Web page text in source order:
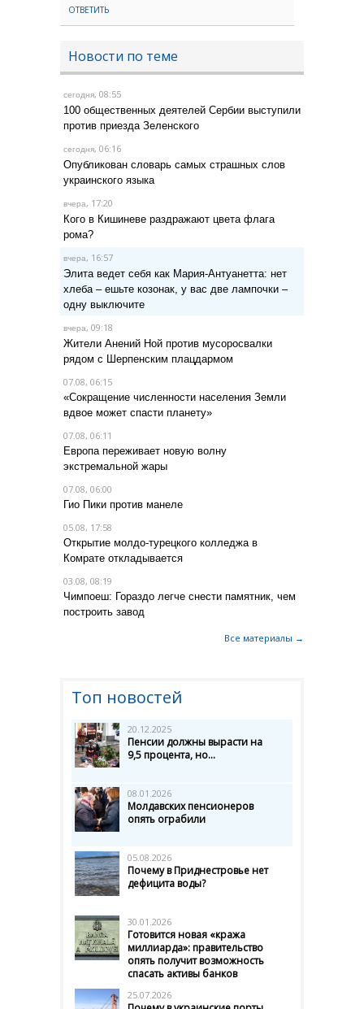
ОТВЕТИТЬ
Новости по теме
сегодня, 08:55
100 общественных деятелей Сербии выступили
против приезда Зеленского
сегодня, 06:16
Опубликован словарь самых страшных слов
украинского языка
вчера, 17:20
Кого в Кишиневе раздражают цвета флага
рома?
вчера, 16:57
Элита ведет себя как Мария-Антуанетта: нет
хлеба – ешьте козонак, у вас две лампочки –
одну выключите
вчера, 09:18
Жители Анений Ной против мусоросвалки
рядом с Шерпенским плацдармом
07.08, 06:15
«Сокращение численности населения Земли
вдвое может спасти планету»
07.08, 06:11
Европа переживает новую волну
экстремальной жары
07.08, 06:00
Гио Пики против манеле
05.08, 17:58
Открытие молдо-турецкого колледжа в
Комрате откладывается
03.08, 08:19
Чимпоеш: Гораздо легче снести памятник, чем
построить завод
Все материалы →
Топ новостей
20.12.2025
Пенсии должны вырасти на
9,5 процента, но...
08.01.2026
Молдавских пенсионеров
опять ограбили
05.08.2026
Почему в Приднестровье нет
дефицита воды?
30.01.2026
Готовится новая «кража
миллиарда»: правительство
опять получит возможность
спасать активы банков
25.07.2026